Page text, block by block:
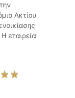
Ακτίου
εταιρεία